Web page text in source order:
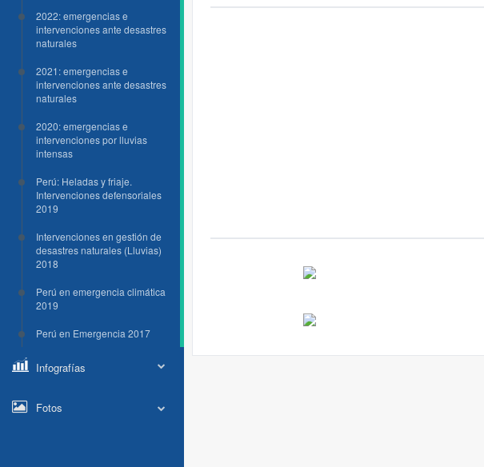
2022: emergencias e
intervenciones ante desastres
naturales
2021: emergencias e
intervenciones ante desastres
naturales
2020: emergencias e
intervenciones por lluvias
intensas
Perú: Heladas y friaje.
Intervenciones defensoriales
2019
Intervenciones en gestión de
desastres naturales (Lluvias)
2018
Perú en emergencia climática
2019
Perú en Emergencia 2017
Infografías
Fotos